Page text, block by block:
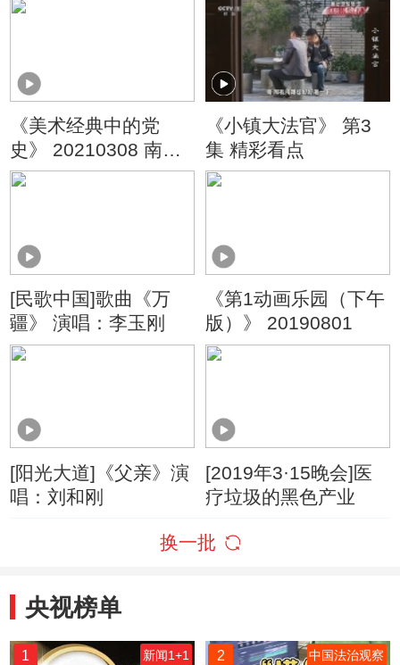
《美术经典中的党
史》 20210308 南泥
湾 （15）
《小镇大法官》 第3
集 精彩看点
[民歌中国]歌曲《万
疆》 演唱：李玉刚
《第1动画乐园（下午
版）》 20190801
[阳光大道]《父亲》演
唱：刘和刚
[2019年3·15晚会]医
疗垃圾的黑色产业
换一批
央视榜单
1 新闻1+1 2 中国法治观察